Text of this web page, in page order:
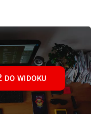
DO WIDOKU